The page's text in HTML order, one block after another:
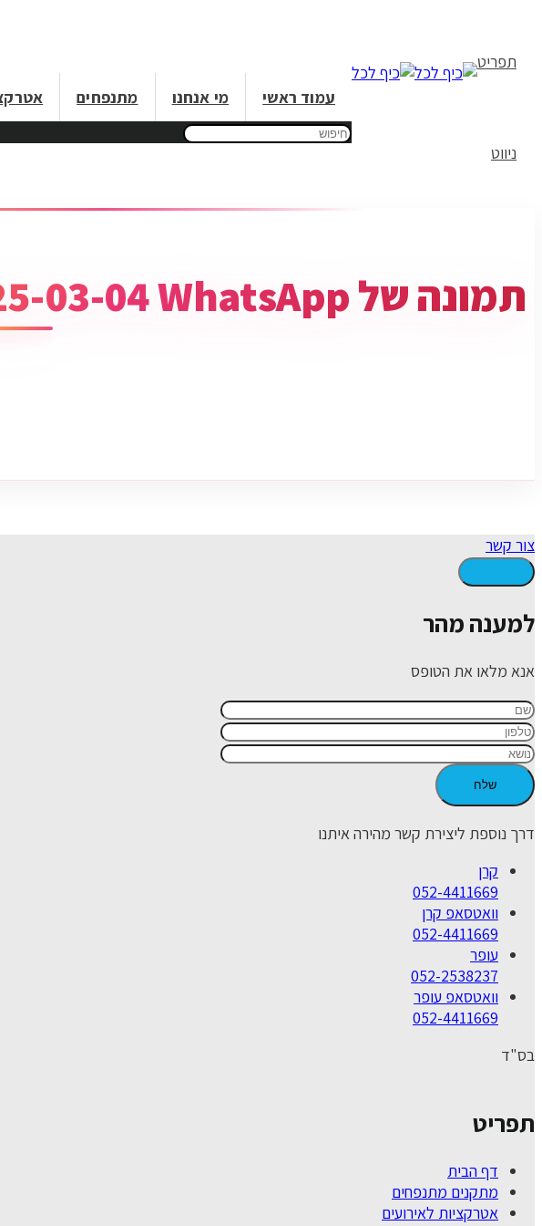
עמוד ראשי מי אנחנו מתנפחים
תפריט
ניווט
תמונה של WhatsApp‏ 2025-03-04 בשעה 12.37.56_d18f3f09
צור קשר
למענה מהר
אנא מלאו את הטופס
דרך נוספת ליצירת קשר מהירה איתנו
קרן
052-4411669
וואטסאפ קרן
052-4411669
עופר
052-2538237
וואטסאפ עופר
052-4411669
בס"ד
תפריט
דף הבית
מתקנים מתנפחים
אטרקציות לאירועים